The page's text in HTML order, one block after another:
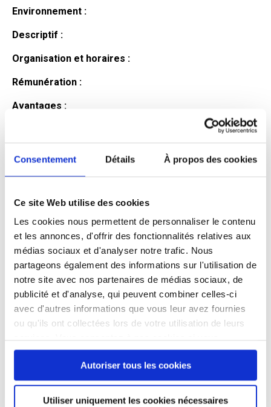
Consentement Détails À propos des cookies
Ce site Web utilise des cookies
Les cookies nous permettent de personnaliser le contenu
et les annonces, d'offrir des fonctionnalités relatives aux
médias sociaux et d'analyser notre trafic. Nous
partageons également des informations sur l'utilisation de
notre site avec nos partenaires de médias sociaux, de
publicité et d'analyse, qui peuvent combiner celles-ci
avec d'autres informations que vous leur avez fournies
ou qu'ils ont collectées lors de votre utilisation de leurs
continuez à utiliser notre site Web.
Autoriser tous les cookies
Utiliser uniquement les cookies nécessaires
Environnement :
Descriptif :
Organisation et horaires :
Rémunération :
Avantages :
Profil du
candidat
Qualifications et diplômes :
Profil recherché :
Expérience :
Processus
de
recrutement